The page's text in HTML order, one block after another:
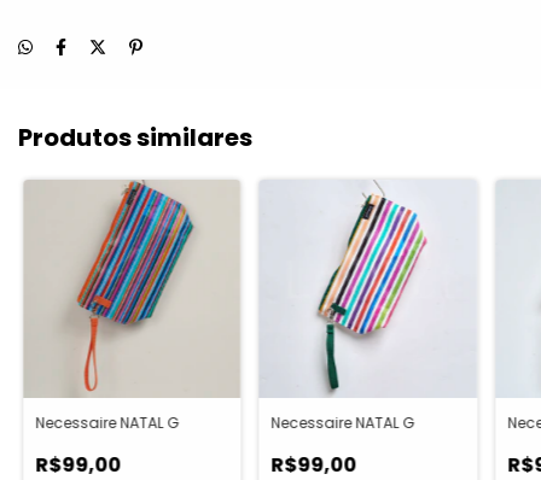
Produtos similares
Necessaire NATAL G
R$99,00
Necessaire NATAL G
R$99,00